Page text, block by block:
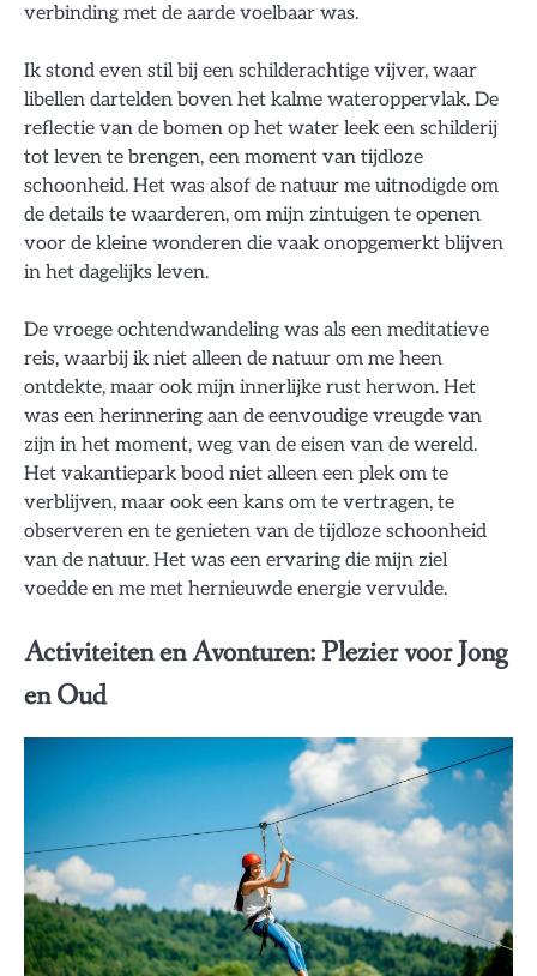
verbinding met de aarde voelbaar was.
Ik stond even stil bij een schilderachtige vijver, waar
libellen dartelden boven het kalme wateroppervlak. De
reflectie van de bomen op het water leek een schilderij
tot leven te brengen, een moment van tijdloze
schoonheid. Het was alsof de natuur me uitnodigde om
de details te waarderen, om mijn zintuigen te openen
voor de kleine wonderen die vaak onopgemerkt blijven
in het dagelijks leven.
De vroege ochtendwandeling was als een meditatieve
reis, waarbij ik niet alleen de natuur om me heen
ontdekte, maar ook mijn innerlijke rust herwon. Het
was een herinnering aan de eenvoudige vreugde van
zijn in het moment, weg van de eisen van de wereld.
Het vakantiepark bood niet alleen een plek om te
verblijven, maar ook een kans om te vertragen, te
observeren en te genieten van de tijdloze schoonheid
van de natuur. Het was een ervaring die mijn ziel
voedde en me met hernieuwde energie vervulde.
Activiteiten en Avonturen: Plezier voor Jong
en Oud